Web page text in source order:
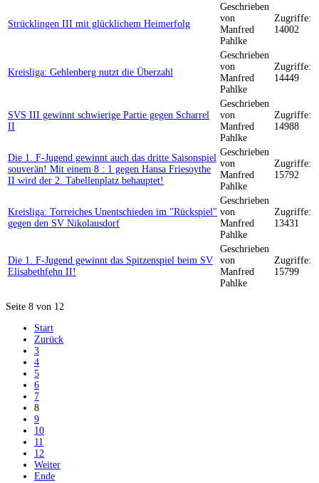
Strücklingen III mit glücklichem Heimerfolg
Geschrieben
von
Manfred
Pahlke
Zugriffe:
14002
Kreisliga: Gehlenberg nutzt die Überzahl
Geschrieben
von
Manfred
Pahlke
Zugriffe:
14449
SVS III gewinnt schwierige Partie gegen Scharrel
II
Geschrieben
von
Manfred
Pahlke
Zugriffe:
14988
Die 1. F-Jugend gewinnt auch das dritte Saisonspiel
souverän! Mit einem 8 : 1 gegen Hansa Friesoythe
II wird der 2. Tabellenplatz behauptet!
Geschrieben
von
Manfred
Pahlke
Zugriffe:
15792
Kreisliga: Torreiches Unentschieden im "Rückspiel"
gegen den SV Nikolausdorf
Geschrieben
von
Manfred
Pahlke
Zugriffe:
13431
Die 1. F-Jugend gewinnt das Spitzenspiel beim SV
Elisabethfehn II!
Geschrieben
von
Manfred
Pahlke
Zugriffe:
15799
Seite 8 von 12
Start
Zurück
3
4
5
6
7
8
9
10
11
12
Weiter
Ende